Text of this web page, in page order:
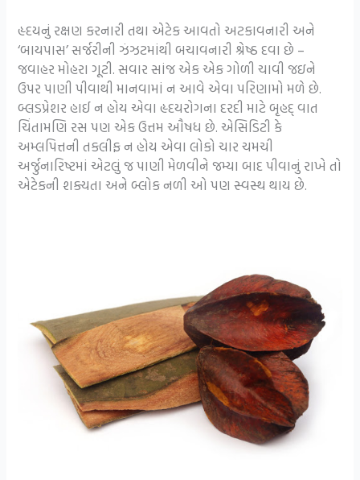
હૃદયનું રક્ષણ કરનારી તથા એટેક આવતો અટકાવનારી અને
‘બાયપાસ’ સર્જરીની ઝંઝટમાંથી બચાવનારી શ્રેષ્ઠ દવા છે –
જવાહર મોહરા ગૂટી. સવાર સાંજ એક એક ગોળી ચાવી જઇને
ઉપર પાણી પીવાથી માનવામાં ન આવે એવા પરિણામો મળે છે.
બ્લડપ્રેશર હાઈ ન હોય એવા હૃદયરોગના દરદી માટે બૃહદ્ વાત
ચિંતામણિ રસ પણ એક ઉત્તમ ઔષધ છે. એસિડિટી કે
અમ્લપિત્તની તકલીફ ન હોય એવા લોકો ચાર ચમચી
અર્જુનારિષ્ટમાં એટલું જ પાણી મેળવીને જમ્યા બાદ પીવાનું રાખે તો
એટેકની શક્યતા અને બ્લોક નળી ઓ પણ સ્વસ્થ થાય છે.